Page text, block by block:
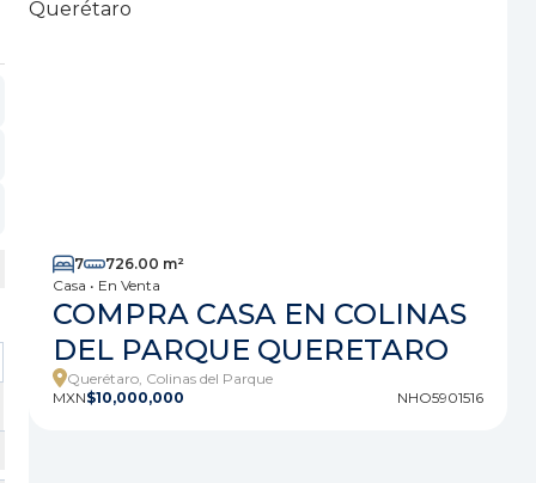
7
726.00 m²
Casa • En Venta
COMPRA CASA EN COLINAS
DEL PARQUE QUERETARO
Querétaro, Colinas del Parque
MXN$10,000,000 NHO5901516